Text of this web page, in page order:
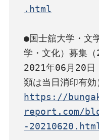
.html
●国士舘大学・文
学・文化）募集
2021年06月20
https://
report.com/
-